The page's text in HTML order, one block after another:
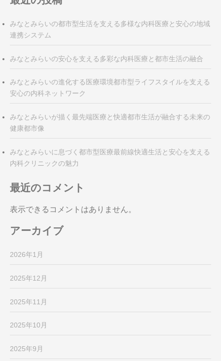
ン
みなとみらいの都市型生活を支える多様な内科医療と安心の地域
連携システム
みなとみらいの安心を支える多彩な内科医療と都市生活の融合
みなとみらいの進化する医療環境都市型ライフスタイルを支える
安心の内科ネットワーク
みなとみらいが描く最先端医療と快適都市生活が融合する未来の
健康都市像
みなとみらいに息づく都市型医療最前線快適生活と安心を支える
内科クリニックの魅力
最近のコメント
表示できるコメントはありません。
アーカイブ
2026年1月
2025年12月
2025年11月
2025年10月
2025年9月